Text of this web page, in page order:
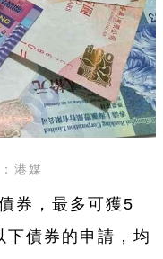
港媒
券，最多可獲5
債券的申請，均